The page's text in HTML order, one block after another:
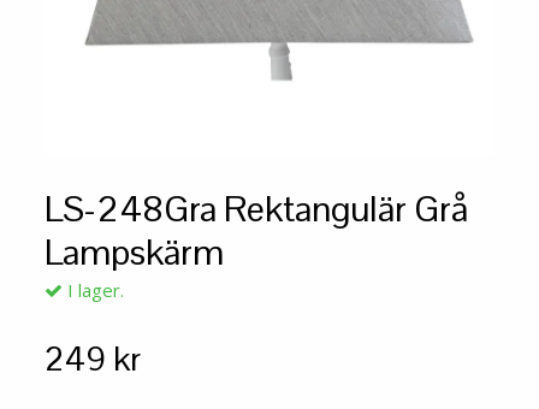
LS-248Gra Rektangulär Grå
Lampskärm
I lager.
249 kr